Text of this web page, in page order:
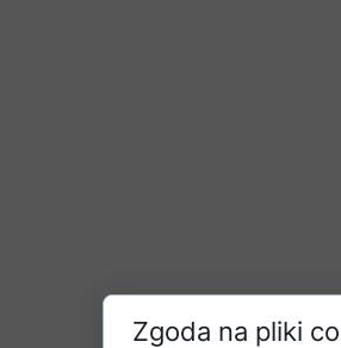
Zgoda na pliki